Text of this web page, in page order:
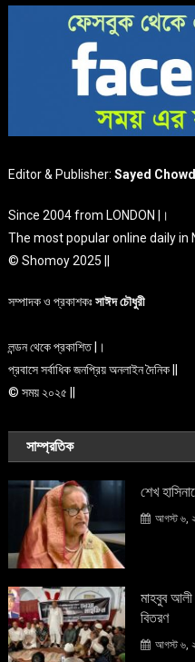
Editor & Publisher:Sayed
Since 2004 from LONDON |।
The most popular online daily in
© Shomoy 2025 ||
সম্পাদক ও প্রকাশকঃসাঈদ চৌধুরী
লন্ডন থেকে প্রকাশিত |।
প্রবাসে সর্বাধিক জনপ্রিয় অনলাইন দৈনিক ||
© সময় ২০২৫ ||
সাম্প্রতিক
শেখ
আগস্ট ৬,
মাহবুব আলী
বিতরণ
আগস্ট ৬,